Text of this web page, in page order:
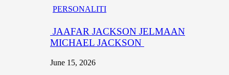
PERSONALITI
JAAFAR JACKSON JELMAAN
MICHAEL JACKSON
June 15, 2026